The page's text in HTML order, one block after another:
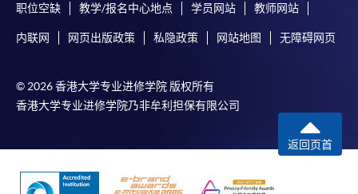
职位空缺 教学/报名中心地点 学员网站 教师网站
内联网 网页出版政策 私隐政策 网站地图 无障碍网页
© 2026 香港大学专业进修学院 版权所有
香港大学专业进修学院乃非牟利担保有限公司
返回页首